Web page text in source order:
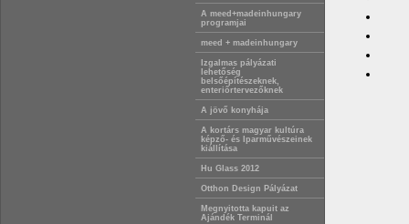
A meed+madeinhungary
programjai
meed + madeinhungary
Izgalmas pályázati
lehetőség
belsőépítészeknek,
enteriőrtervezőknek
A jövő konyhája
A kortárs magyar kultúra
képző- és Iparművészeinek
kiállítása
Hu Glass 2012
Otthon Design Pályázat
Megnyitotta kapuit az
Ajándék Terminál